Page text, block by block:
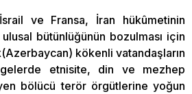
İsrail ve Fransa, İran hükûmetinin
bütünlüğünün bozulması için
kökenli vatandaşların
etnisite, din ve mezhep
bölücü terör örgütlerine yoğun